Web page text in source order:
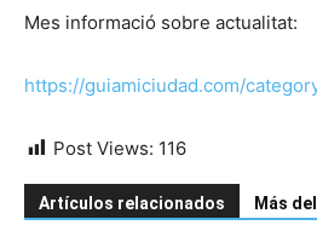
Mes informació sobre actualitat:
https://guiamiciudad.com/
Post Views: 116
Artículos relacionados Más